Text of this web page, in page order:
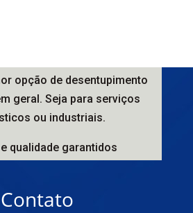
opção de desentupimento
geral. Seja para serviços
ou industriais.
qualidade garantidos
Contato